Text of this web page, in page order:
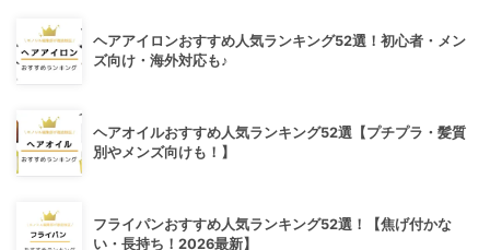
ヘアアイロンおすすめ人気ランキング52選！初心者・メン
ズ向け・海外対応も♪
ヘアオイルおすすめ人気ランキング52選【プチプラ・髪質
別やメンズ向けも！】
フライパンおすすめ人気ランキング52選！【焦げ付かな
い・長持ち！2026最新】